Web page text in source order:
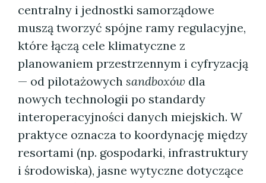
centralny i jednostki samorządowe
muszą tworzyć spójne ramy regulacyjne,
które łączą cele klimatyczne z
planowaniem przestrzennym i cyfryzacją
— od pilotażowych sandboxów dla
nowych technologii po standardy
interoperacyjności danych miejskich. W
praktyce oznacza to koordynację między
resortami (np. gospodarki, infrastruktury
i środowiska), jasne wytyczne dotyczące